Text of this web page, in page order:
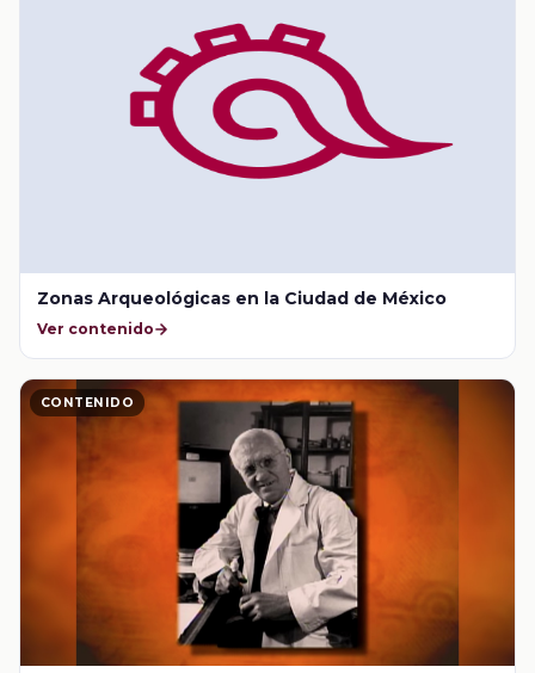
Zonas Arqueológicas en la Ciudad de México
Ver contenido
CONTENIDO